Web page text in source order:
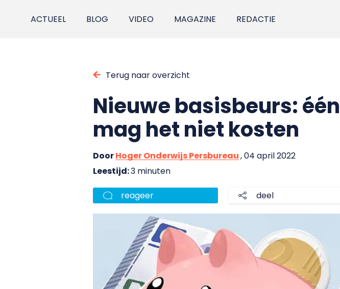
ACTUEEL BLOG VIDEO MAGAZINE REDACTIE
Terug naar overzicht
Nieuwe basisbeurs:
mag het niet kosten
DoorHoger Onderwijs Persbureau, 04 april 2022
Leestijd:3 minuten
reageer deel